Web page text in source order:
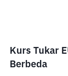
Kurs Tukar
Berbeda